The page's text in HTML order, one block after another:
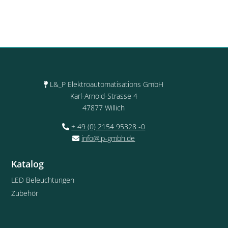
L&_P Elektroautomatisations GmbH
Karl-Arnold-Strasse 4
47877 Willich
+ 49 (0) 2154 95328 -0
info@lp-gmbh.de
Katalog
LED Beleuchtungen
Zubehör